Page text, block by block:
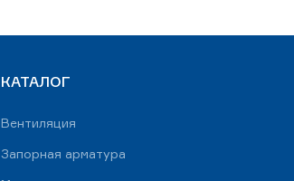
КАТАЛОГ
Вентиляция
Запорная арматура